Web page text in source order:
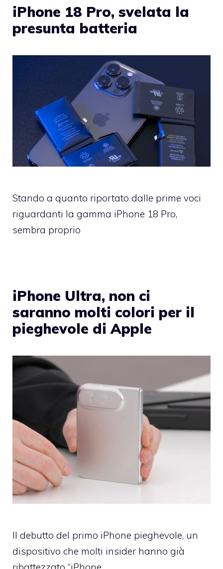
iPhone 18 Pro, svelata la
presunta batteria
Stando a quanto riportato dalle prime voci
riguardanti la gamma iPhone 18 Pro,
sembra proprio
iPhone Ultra, non ci
saranno molti colori per il
pieghevole di Apple
Il debutto del primo iPhone pieghevole, un
dispositivo che molti insider hanno già